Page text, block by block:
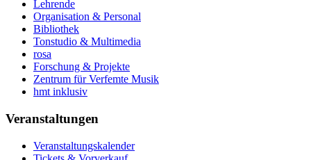
Lehrende
Organisation & Personal
Bibliothek
Tonstudio & Multimedia
rosa
Forschung & Projekte
Zentrum für Verfemte Musik
hmt inklusiv
Veranstaltungen
Veranstaltungskalender